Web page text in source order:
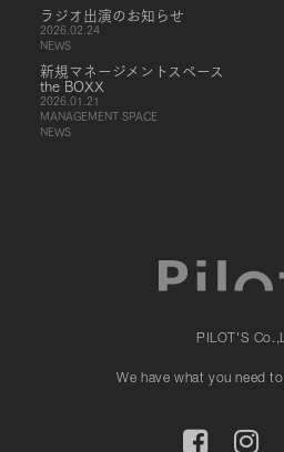
ラジオ出演のお知らせ
2026.02.24
NEWS
新規マネージメントスペース
the BOXX
2026.01.21
MANAGEMENT SPACE
NEWS
PILOT'S
We have what you need